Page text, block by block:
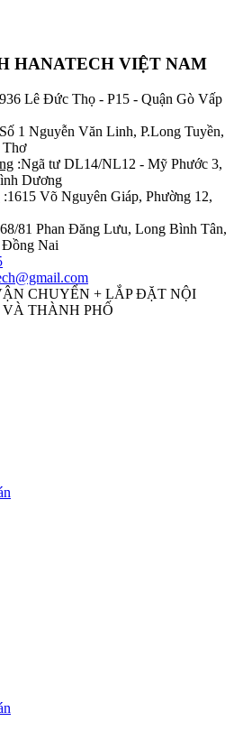
HANATECH VIỆT NAM
Lê Đức Thọ - P15 - Quận Gò Vấp
1 Nguyễn Văn Linh, P.Long Tuyền,
Thơ
:Ngã tư DL14/NL12 - Mỹ Phước 3,
Dương
:1615 Võ Nguyên Giáp, Phường 12,
81 Phan Đăng Lưu, Long Bình Tân,
Đồng Nai
CHUYỂN + LẮP ĐẶT NỘI
THÀNH PHỐ